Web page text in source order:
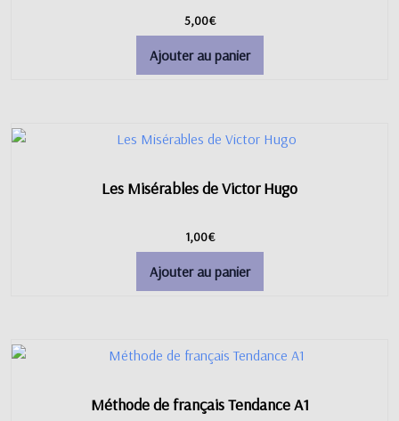
5,00€
Ajouter au panier
Les Misérables de Victor Hugo
1,00€
Ajouter au panier
Méthode de français Tendance A1